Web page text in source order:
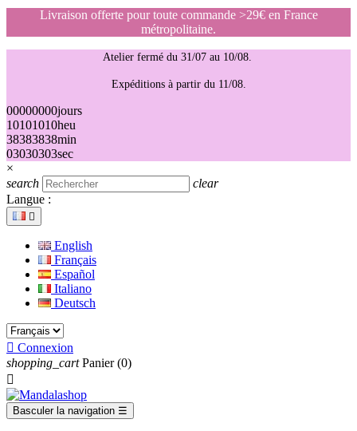
Livraison offerte pour toute commande >29€ en France
métropolitaine.
Atelier fermé du 31/07 au 10/08.
Expéditions à partir du 11/08.
00000000jours
10101010heu
38383838min
03030303sec
×
search
clear
Langue :

English
Français
Español
Italiano
Deutsch
 Connexion
shopping_cart Panier (0)

Basculer la navigation ☰